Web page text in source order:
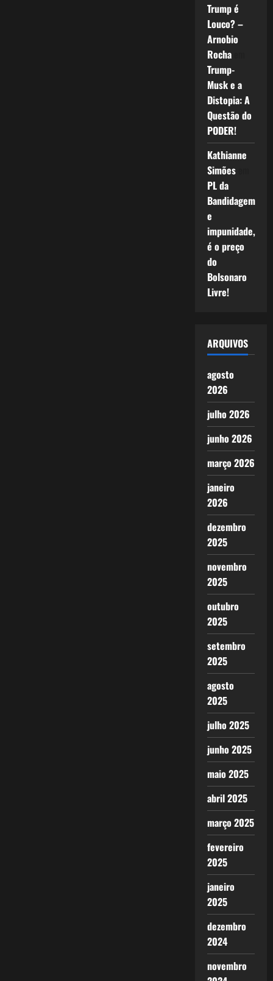
Trump é
Louco? –
Arnobio
Rochaem
Trump-
Musk e a
Distopia: A
Questão do
PODER!
Kathianne
Simõesem
PL da
Bandidagem
e
impunidade,
é o preço
do
Bolsonaro
Livre!
ARQUIVOS
agosto
2026
julho 2026
junho 2026
março 2026
janeiro
2026
dezembro
2025
novembro
2025
outubro
2025
setembro
2025
agosto
2025
julho 2025
junho 2025
maio 2025
abril 2025
março 2025
fevereiro
2025
janeiro
2025
dezembro
2024
novembro